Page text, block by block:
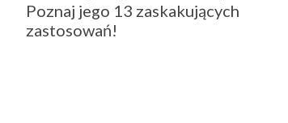
Poznaj jego 13 zaskakujących
zastosowań!